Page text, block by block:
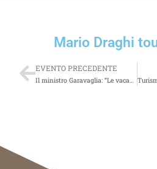
Mario Draghi
EVENTO PRECEDENTE
Il ministro Garavaglia: “Le vacanze estive verranno salvate dal lasciapassare”